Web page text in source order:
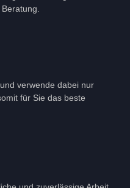
verwende dabei nur
für Sie das beste